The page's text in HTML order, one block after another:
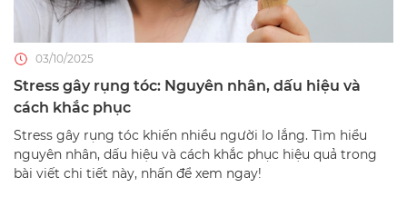
03/10/2025
Stress gây rụng tóc: Nguyên nhân, dấu hiệu và
cách khắc phục
Stress gây rụng tóc khiến nhiều người lo lắng. Tìm hiểu
nguyên nhân, dấu hiệu và cách khắc phục hiệu quả trong
bài viết chi tiết này, nhấn để xem ngay!